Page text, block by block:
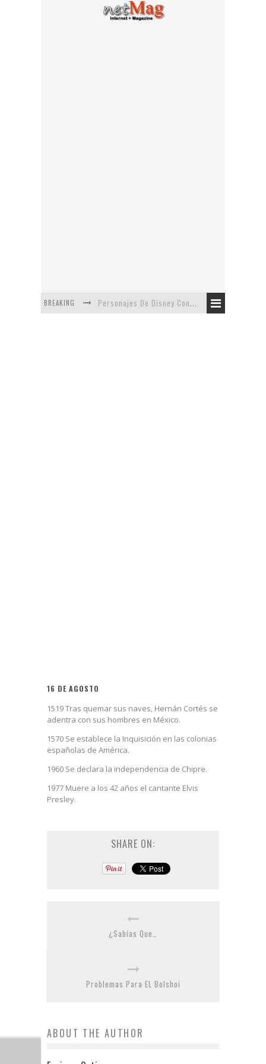
BREAKING Personajes De Disney Con Vestuarios Contemporáneos
16 DE AGOSTO
1519 Tras quemar sus naves, Hernán Cortés se
adentra con sus hombres en México.
1570 Se establece la Inquisición en las colonias
españolas de América.
1960 Se declara la independencia de Chipre.
1977 Muere a los 42 años el cantante Elvis
Presley.
SHARE ON:
¿Sabías Que…
Problemas Para EL Bolshoi
ABOUT THE AUTHOR